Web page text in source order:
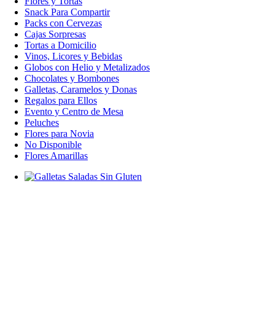
Snack Para Compartir
Packs con Cervezas
Cajas Sorpresas
Tortas a Domicilio
Vinos, Licores y Bebidas
Globos con Helio y Metalizados
Chocolates y Bombones
Galletas, Caramelos y Donas
Regalos para Ellos
Evento y Centro de Mesa
Peluches
Flores para Novia
No Disponible
Flores Amarillas